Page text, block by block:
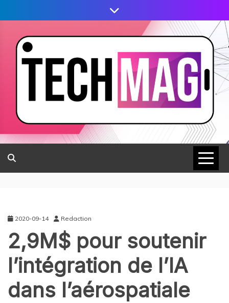
2020-09-14 Redaction
2,9M$ pour soutenir
l’intégration de l’IA
dans l’aérospatiale